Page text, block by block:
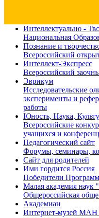
Интеллектуально -
Национальная
Познание и
Всероссийский
Интеллект-Экспресс
Всероссийский
Эврикум
Исследовательские
эксперименты и
работы
Юность, Наука,
Всероссийские
учащихся и
Педагогический сайт
Форумы, семинары,
Сайт для родителей
Ими гордится Россия
Победители
Малая академия наук
Общероссийская
Академиан
Интернет-музей МАН